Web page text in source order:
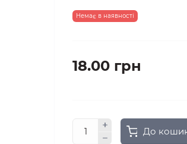
Немає в наявності
18.00 грн
До